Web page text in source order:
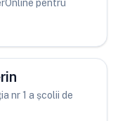
pentru
nr 1 a școlii de